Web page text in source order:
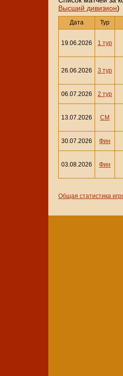
Высший дивизион)
Дата Тур
19.06.2026 1 тур
26.06.2026 3 тур
06.07.2026 2 тур
13.07.2026 СМ
30.07.2026 Фин
03.08.2026 Фин
Общая статистика